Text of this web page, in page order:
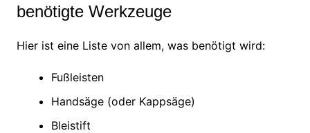
benötigte Werkzeuge
Hier ist eine Liste von allem, was benötigt wird:
Fußleisten
Handsäge (oder Kappsäge)
Bleistift